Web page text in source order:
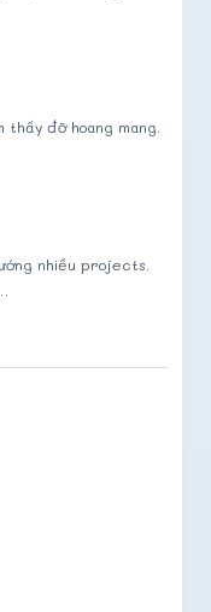
đỡ hoang mang.
nhiều projects.